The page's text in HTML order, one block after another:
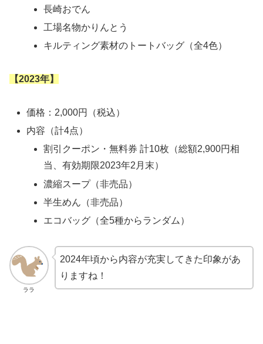
長崎おでん
工場名物かりんとう
キルティング素材のトートバッグ（全4色）
【2023年】
価格：2,000円（税込）
内容（計4点）
割引クーポン・無料券 計10枚（総額2,900円相
当、有効期限2023年2月末）
濃縮スープ（非売品）
半生めん（非売品）
エコバッグ（全5種からランダム）
ララ
2024年頃から内容が充実してきた印象があ
りますね！